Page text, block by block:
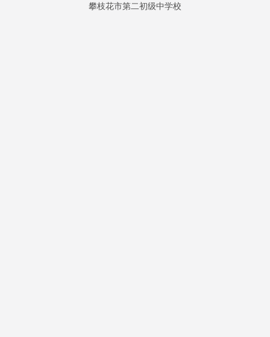
攀枝花市第二初级中学校